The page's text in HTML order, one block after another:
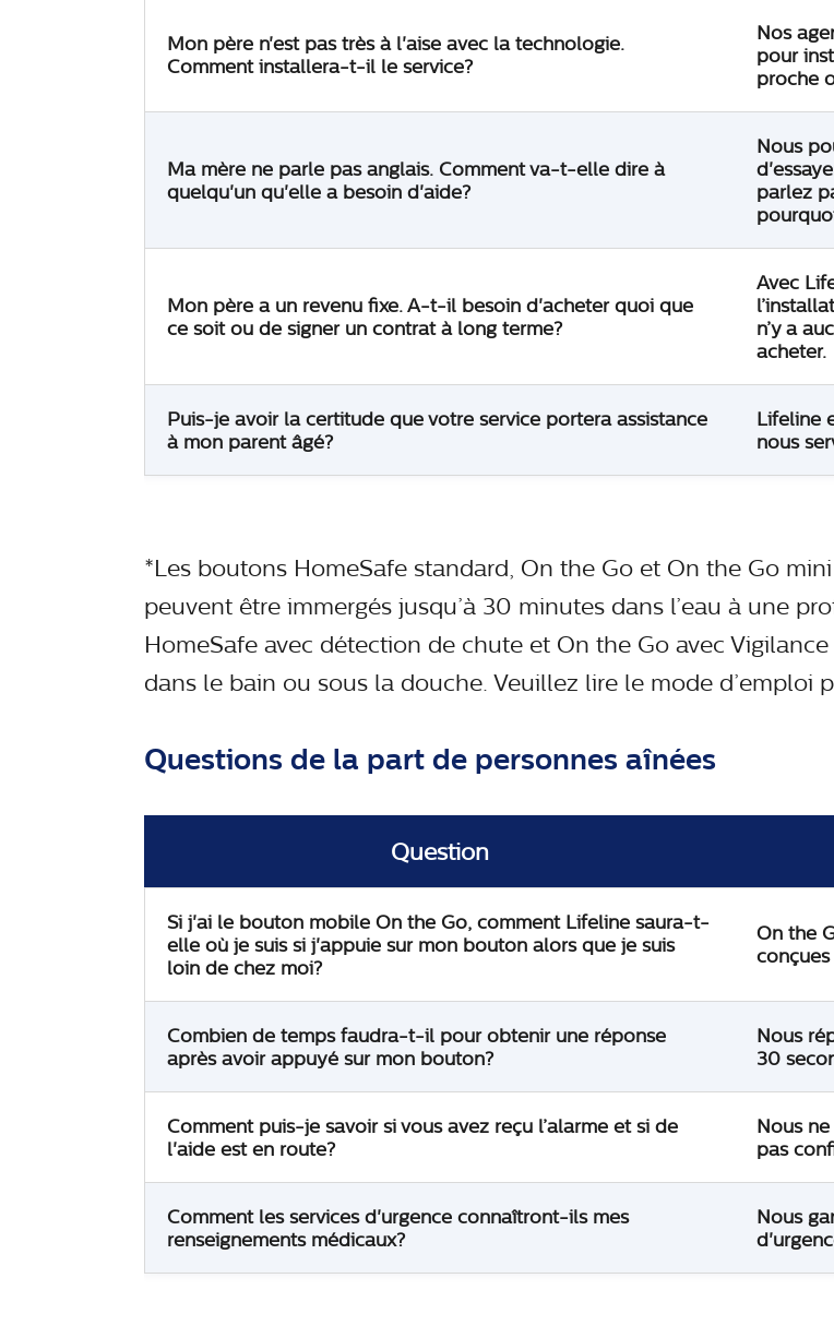
Mon père n'est pas très à l'aise avec la technologie.
Comment installera-t-il le service?
Nos
pour
proche
Ma mère ne parle pas anglais. Comment va-t-elle dire à
quelqu'un qu'elle a besoin d'aide?
Nous
parlez
Mon père a un revenu fixe. A-t-il besoin d'acheter quoi que
ce soit ou de signer un contrat à long terme?
Avec
n’y a
acheter.
Puis-je avoir la certitude que votre service portera assistance
à mon parent âgé?
Lifeline
nous
*Les boutons HomeSafe standard, On the Go et On the Go
peuvent être immergés jusqu’à 30 minutes dans l’eau à une
HomeSafe avec détection de chute et On the Go avec
dans le bain ou sous la douche. Veuillez lire le mode d’emploi
Questions de la part de personnes aînées
Question
Si j'ai le bouton mobile On the Go, comment Lifeline saura-t-
elle où je suis si j'appuie sur mon bouton alors que je suis
loin de chez moi?
On the
Combien de temps faudra-t-il pour obtenir une réponse
après avoir appuyé sur mon bouton?
Nous
30
Comment puis-je savoir si vous avez reçu l’alarme et si de
l'aide est en route?
Nous
pas
Comment les services d'urgence connaîtront-ils mes
renseignements médicaux?
Nous